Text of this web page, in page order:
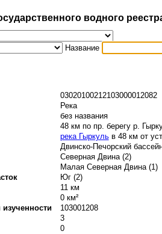
водного
Название
03020100212103000012082
Река
без названия
48 км по пр. берегу р.
река Гыркульв 48 км от
Двинско-Печорский
Северная Двина (2)
Малая Северная Двина (1)
Юг (2)
11 км
0 км²
изученности
103001208
3
0